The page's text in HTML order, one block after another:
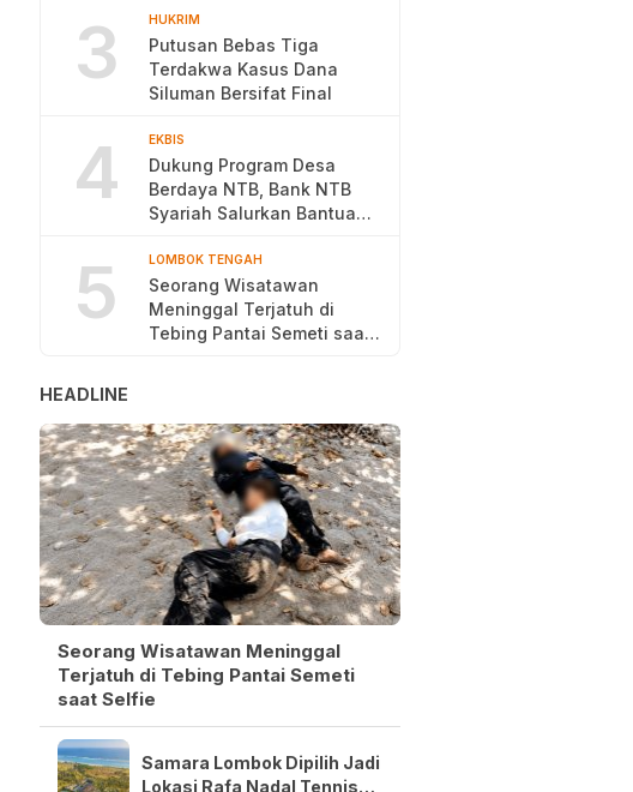
3 HUKRIM
Putusan Bebas Tiga
Terdakwa Kasus Dana
Siluman Bersifat Final
4 EKBIS
Dukung Program Desa
Berdaya NTB, Bank NTB
Syariah Salurkan Bantuan
5 LOMBOK TENGAH
Seorang Wisatawan
Meninggal Terjatuh di
Tebing Pantai Semeti saat
HEADLINE
Seorang Wisatawan Meninggal
Terjatuh di Tebing Pantai Semeti
saat Selfie
Samara Lombok Dipilih Jadi
Lokasi Rafa Nadal Tennis